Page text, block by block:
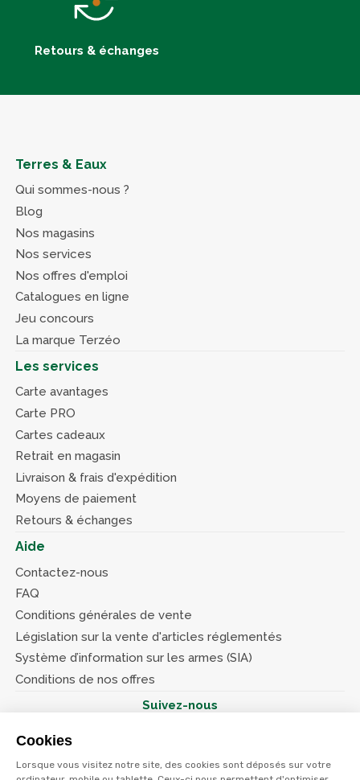
Cookies
Lorsque vous visitez notre site, des cookies sont déposés sur votre
Retours & échanges
Terres & Eaux
Qui sommes-nous ?
Blog
Nos magasins
Nos services
Nos offres d'emploi
Catalogues en ligne
Jeu concours
La marque Terzéo
Les services
Carte avantages
Carte PRO
Cartes cadeaux
Retrait en magasin
Livraison & frais d'expédition
Moyens de paiement
Retours & échanges
Aide
Contactez-nous
FAQ
Conditions générales de vente
Législation sur la vente d'articles réglementés
Système d’information sur les armes (SIA)
Conditions de nos offres
Suivez-nous